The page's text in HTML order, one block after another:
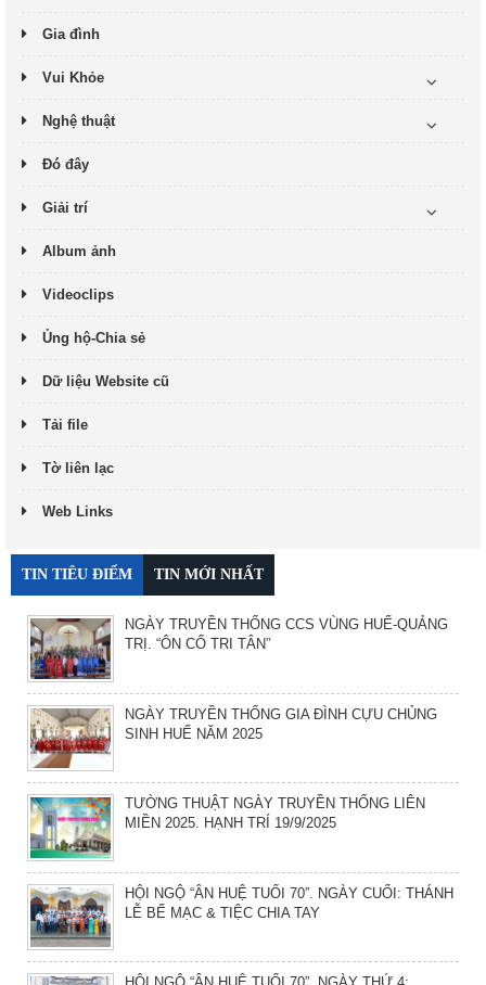
Gia đình
Vui Khỏe
Nghệ thuật
Đó đây
Giải trí
Album ảnh
Videoclips
Ủng hộ-Chia sẻ
Dữ liệu Website cũ
Tải file
Tờ liên lạc
Web Links
TIN TIÊU ĐIỂM TIN MỚI NHẤT
NGÀY TRUYỀN THỐNG CCS VÙNG HUẾ-QUẢNG
TRỊ. “ÔN CỐ TRI TÂN”
NGÀY TRUYỀN THỐNG GIA ĐÌNH CỰU CHỦNG
SINH HUẾ NĂM 2025
TƯỜNG THUẬT NGÀY TRUYỀN THỐNG LIÊN
MIỀN 2025. HẠNH TRÍ 19/9/2025
HỘI NGỘ “ÂN HUỆ TUỔI 70”. NGÀY CUỐI: THÁNH
LỄ BẾ MẠC & TIỆC CHIA TAY